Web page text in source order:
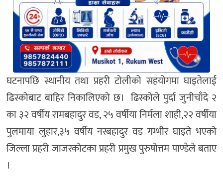
घटनापछि स्थानीय तथा प्रहरी टोलीको सहयोगमा घाइतेलाई
ढिस्कोबाट बाहिर निकालिएको छ। ढिस्कोले पुर्दा जुनीचाँदे २
का ३२ वर्षीय रामबहादुर वड, २५ वर्षीया निर्मला शाही,२२ वर्षीया
पुलमाया लुहार,३५ वर्षीय नरबहादुर वड गम्भीर घाइते भएको
जिल्ला प्रहरी जाजरकोटका प्रहरी प्रमुख पुरुषोत्तम पाण्डेले बताए
।